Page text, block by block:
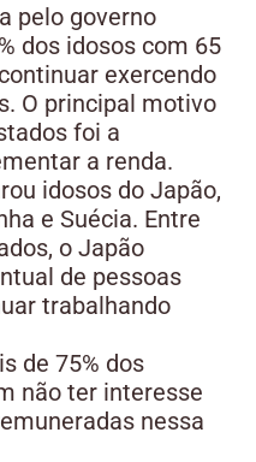
pelo governo
dos idosos com 65
exercendo
O principal motivo
foi a
a renda.
idosos do Japão,
e Suécia. Entre
o Japão
de pessoas
trabalhando
de 75% dos
não ter interesse
nessa